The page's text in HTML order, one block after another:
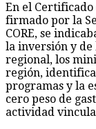
En el Certificado
firmado por la
CORE, se
la inversión y de
regional, los
región,
programas y la
cero peso de
actividad